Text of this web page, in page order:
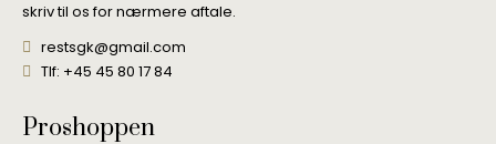
skriv til os for nærmere aftale.
restsgk@gmail.com
Tlf: +45 45 80 17 84
Proshoppen